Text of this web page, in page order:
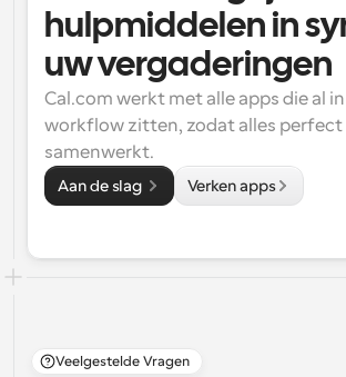
hulpmiddelen in
uw vergaderingen
Cal.com werkt met alle apps die al
workflow zitten, zodat alles perfect
samenwerkt.
Aan de slag Verken apps
Veelgestelde Vragen